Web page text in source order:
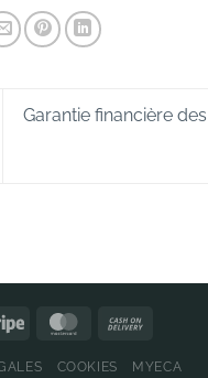
Garantie financière
COOKIES MYECA